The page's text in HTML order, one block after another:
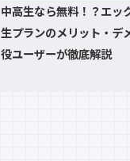
中高生なら無料！？エッ
生プランのメリット・デ
役ユーザーが徹底解説